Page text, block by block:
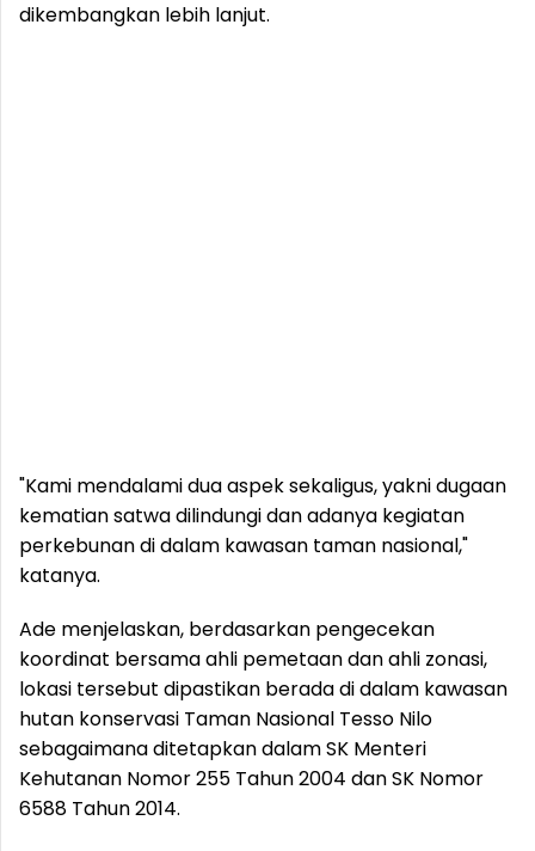
dikembangkan lebih lanjut.
"Kami mendalami dua aspek sekaligus, yakni dugaan
kematian satwa dilindungi dan adanya kegiatan
perkebunan di dalam kawasan taman nasional,"
katanya.
Ade menjelaskan, berdasarkan pengecekan
koordinat bersama ahli pemetaan dan ahli zonasi,
lokasi tersebut dipastikan berada di dalam kawasan
hutan konservasi Taman Nasional Tesso Nilo
sebagaimana ditetapkan dalam SK Menteri
Kehutanan Nomor 255 Tahun 2004 dan SK Nomor
6588 Tahun 2014.